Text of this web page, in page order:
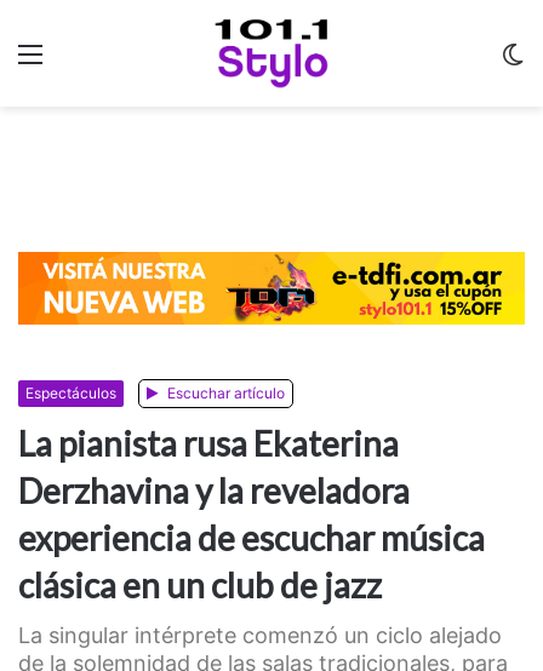
Espectáculos Escuchar artículo
La pianista rusa Ekaterina
Derzhavina y la reveladora
experiencia de escuchar música
clásica en un club de jazz
La singular intérprete comenzó un ciclo alejado
de la solemnidad de las salas tradicionales, para